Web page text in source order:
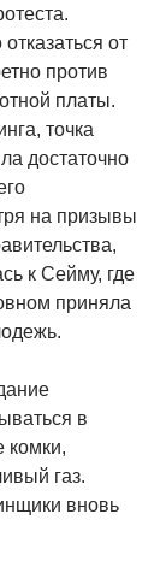
от
против
платы.
точка
достаточно
на призывы
к Сейму, где
приняла
в
комки,
газ.
вновь